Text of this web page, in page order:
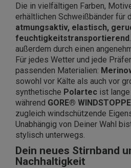
Die in vielfältigen Farben,
erhältlichen Schweißbänder für
atmungsaktiv, elastisch,
feuchtigkeitstransportierend
außerdem durch einen
Für jedes Wetter und jede
passenden Materialien:
sowohl vor Kälte als auch vor
synthetische Polartec ist
während GORE®
zugleich windschützende
Unabhängig von Deiner Wahl
stylisch unterwegs.
Dein neues Stirnband
Nachhaltigkeit